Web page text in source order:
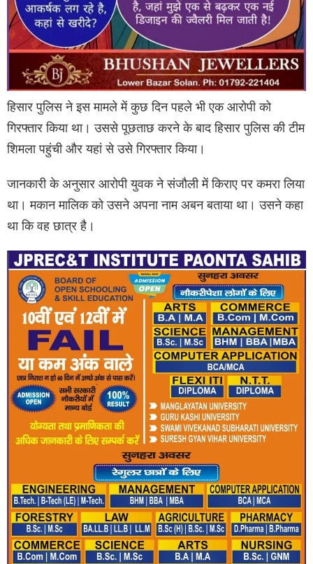
हिसार पुलिस ने इस मामले में कुछ दिन पहले भी एक आरोपी को
गिरफ्तार किया था। उससे पूछताछ करने के बाद हिसार पुलिस की टीम
शिमला पहुंची और यहां से उसे गिरफ्तार किया।
जानकारी के अनुसार आरोपी युवक ने संजौली में किराए पर कमरा लिया
था। मकान मालिक को उसने अपना नाम अबन बताया था। उसने कहा
था कि वह छात्र है।